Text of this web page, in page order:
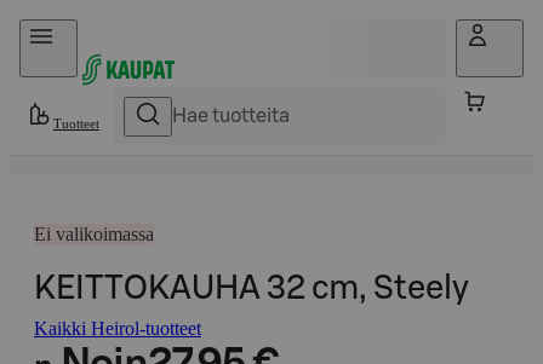
Hyppää sisältöön
Tuotteet
Ei valikoimassa
KEITTOKAUHA 32 cm, Steely
Kaikki Heirol-tuotteet